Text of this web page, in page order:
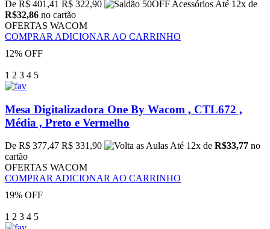
De R$ 401,41 R$ 322,90
Até 12x de
R$32,86 no cartão
OFERTAS WACOM
COMPRAR ADICIONAR AO CARRINHO
12% OFF
1 2 3 4 5
Mesa Digitalizadora One By Wacom , CTL672 ,
Média , Preto e Vermelho
De R$ 377,47 R$ 331,90 Até 12x de R$33,77 no
cartão
OFERTAS WACOM
COMPRARADICIONAR AO CARRINHO
19% OFF
1 2 3 4 5